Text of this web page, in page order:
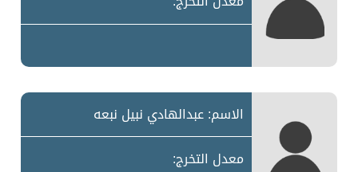
الاسم: عبدالهادي نبيل نبعه
معدل التخرج: